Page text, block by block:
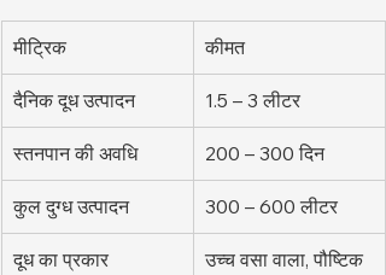
मीट्रिक कीमत
दैनिक दूध उत्पादन 1.5 – 3 लीटर
स्तनपान की अवधि 200 – 300 दिन
कुल दुग्ध उत्पादन 300 – 600 लीटर
दूध का प्रकार
उच्च वसा वाला, पौष्टिक